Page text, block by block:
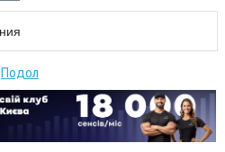
Подол